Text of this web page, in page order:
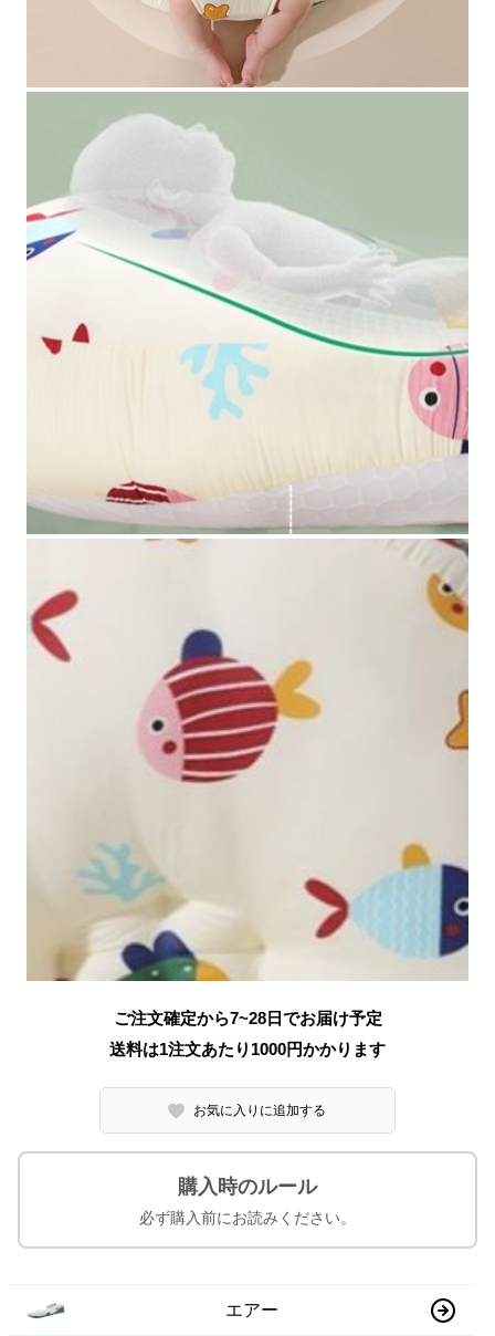
ご注文確定から7~28日でお届け予定
送料は1注文あたり 1000円かかります
お気に入りに追加する
購入時のルール
必ず購入前にお読みください。
エアー